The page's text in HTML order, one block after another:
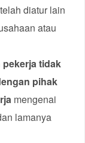
diatur lain
atau
pekerja tidak
pihak
mengenai
lamanya